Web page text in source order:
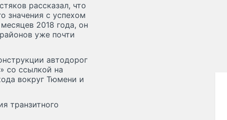
рассказал, что
значения с успехом
2018 года, он
уже почти
автодорог
со ссылкой на
вокруг Тюмени и
транзитного